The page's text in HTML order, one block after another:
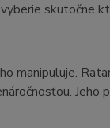
skutočne
manipuluje.